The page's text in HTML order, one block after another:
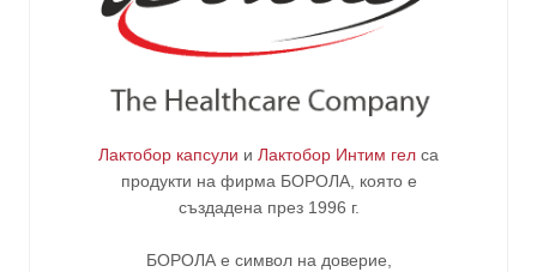
Лактобор капсули и Лактобор Интим гел са
продукти на фирма БОРОЛА, която е
създадена през 1996 г.
БОРОЛА е символ на доверие,